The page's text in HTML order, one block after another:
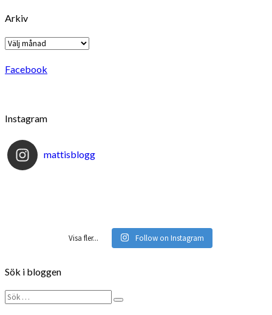
Arkiv
Arkiv
Facebook
Instagram
mattisblogg
Visa fler... Follow on Instagram
Sök i bloggen
Sök
efter:
Sök